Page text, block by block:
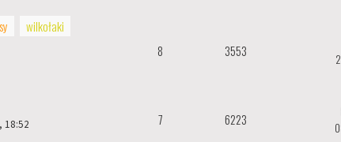
wilkołaki
8 3553
18:52 7 6223